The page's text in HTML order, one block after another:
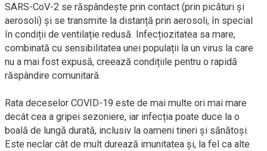
SARS-CoV-2 se răspândește prin contact (prin picături și
aerosoli) și se transmite la distanță prin aerosoli, în special
în condiții de ventilație redusă. Infecțiozitatea sa mare,
combinată cu sensibilitatea unei populații la un virus la care
nu a mai fost expusă, creează condițiile pentru o rapidă
răspândire comunitară.
Rata deceselor COVID-19 este de mai multe ori mai mare
decât cea a gripei sezoniere, iar infecția poate duce la o
boală de lungă durată, inclusiv la oameni tineri și sănătoși.
Este neclar cât de mult durează imunitatea și, la fel ca alte